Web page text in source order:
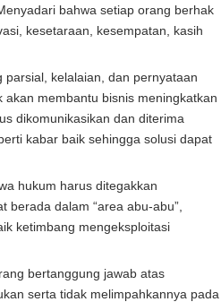
bahwa setiap orang berhak
kesetaraan, kesempatan, kasih
parsial, kelalaian, dan pernyataan
membantu bisnis meningkatkan
dikomunikasikan dan diterima
kabar baik sehingga solusi dapat
hukum harus ditegakkan
berada dalam “area abu-abu”,
ketimbang mengeksploitasi
bertanggung jawab atas
serta tidak melimpahkannya pada